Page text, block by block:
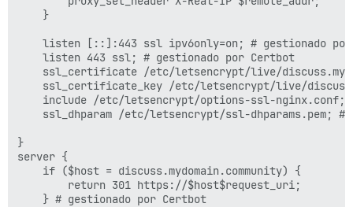
listen [::]:443 ssl ipv6only=on; # gestionado
    listen 443 ssl; # gestionado por Certbot
ssl_certificate /etc/letsencrypt/live/
ssl_certificate_key /etc/letsencrypt/live/
include /etc/letsencrypt/options-ssl-nginx.conf;
ssl_dhparam /etc/letsencrypt/ssl-dhparams.pem; #
}
server {
    if ($host = discuss.mydomain.community) {
        return 301 https://$host$request_uri;
    } # gestionado por Certbot